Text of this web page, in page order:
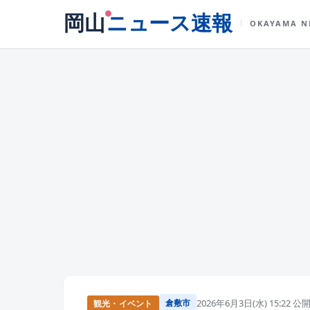
岡山ニュース速報 OKAYAMA
観光・イベント 倉敷市 2026年6月3日(水) 15:22 公開